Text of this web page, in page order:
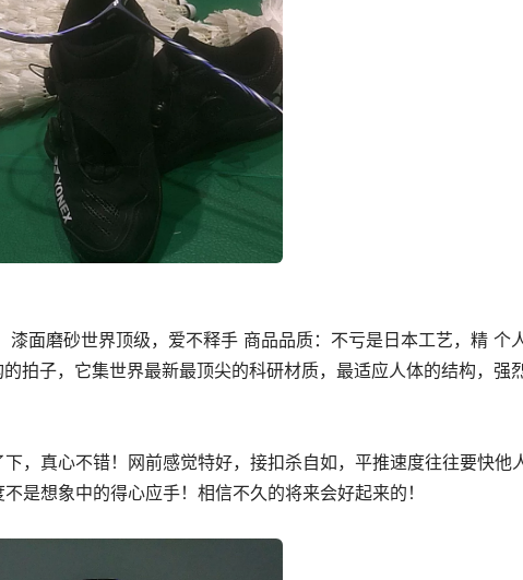
面磨砂世界顶级，爱不释手 商品品质：不亏是日本工艺，精 个
拍子，它集世界最新最顶尖的科研材质，最适应人体的结构，强
，真心不错！网前感觉特好，接扣杀自如，平推速度往往要快他
是想象中的得心应手！相信不久的将来会好起来的！